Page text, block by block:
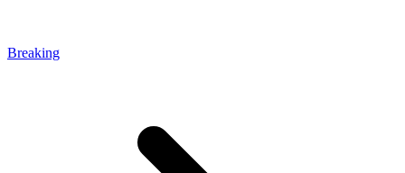
Breaking